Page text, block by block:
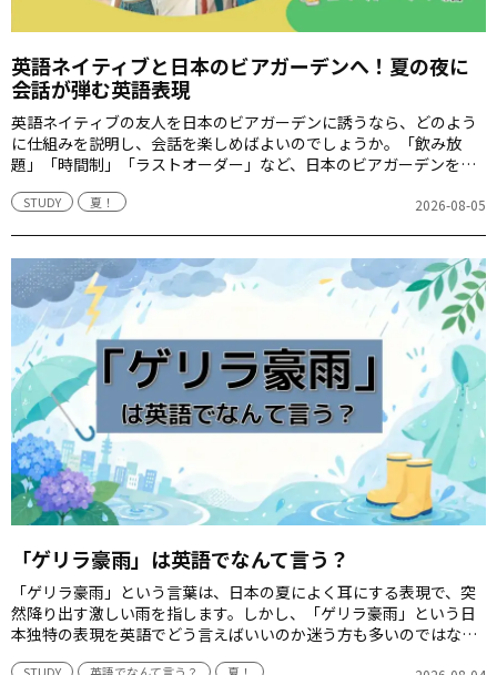
英語ネイティブと日本のビアガーデンへ！夏の夜に
会話が弾む英語表現
英語ネイティブの友人を日本のビアガーデンに誘うなら、どのよう
に仕組みを説明し、会話を楽しめばよいのでしょうか。「飲み放
題」「時間制」「ラストオーダー」など、日本のビアガーデンを案
STUDY 夏！ 2026-08-05
「ゲリラ豪雨」は英語でなんて言う？
「ゲリラ豪雨」という言葉は、日本の夏によく耳にする表現で、突
然降り出す激しい雨を指します。しかし、「ゲリラ豪雨」という日
本独特の表現を英語でどう言えばいいのか迷う方も多いのではない
STUDY 英語でなんて言う？ 夏！